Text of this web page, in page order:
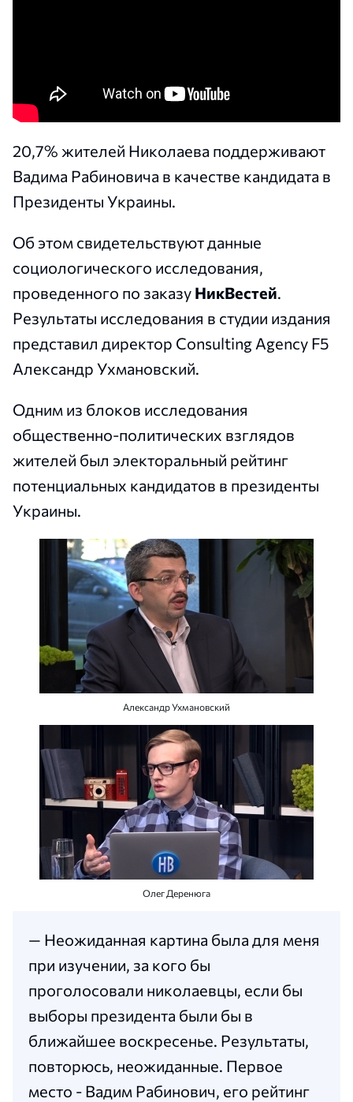
20,7% жителей Николаева поддерживают
Вадима Рабиновича в качестве кандидата в
Президенты Украины.
Об этом свидетельствуют данные
социологического исследования,
проведенного по заказу НикВестей.
Результаты исследования в студии издания
представил директор Consulting Agency F5
Александр Ухмановский.
Одним из блоков исследования
общественно-политических взглядов
жителей был электоральный рейтинг
потенциальных кандидатов в президенты
Украины.
Александр Ухмановский
Олег Деренюга
— Неожиданная картина была для меня
при изучении, за кого бы
проголосовали николаевцы, если бы
выборы президента были бы в
ближайшее воскресенье. Результаты,
повторюсь, неожиданные. Первое
место - Вадим Рабинович, его рейтинг